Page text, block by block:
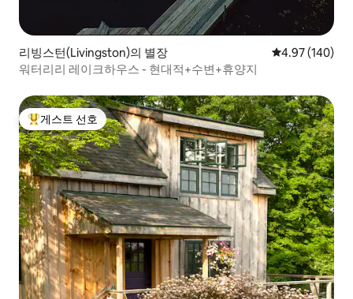
리빙스턴(Livingston)의 별장 평점 4.97점(5
4.97 (140)
워터리리 레이크하우스 - 현대적+수변+휴양지
상위 게스트 선호
게스트 선호